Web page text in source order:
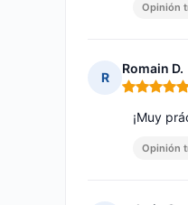
Opinión
R
Romain D.
Nota: 5 de
¡Muy
Opinión